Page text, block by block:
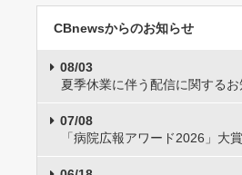
CBnewsからのお知らせ
08/03
夏季休業に伴う配信に関する
07/08
「病院広報アワード2026」大